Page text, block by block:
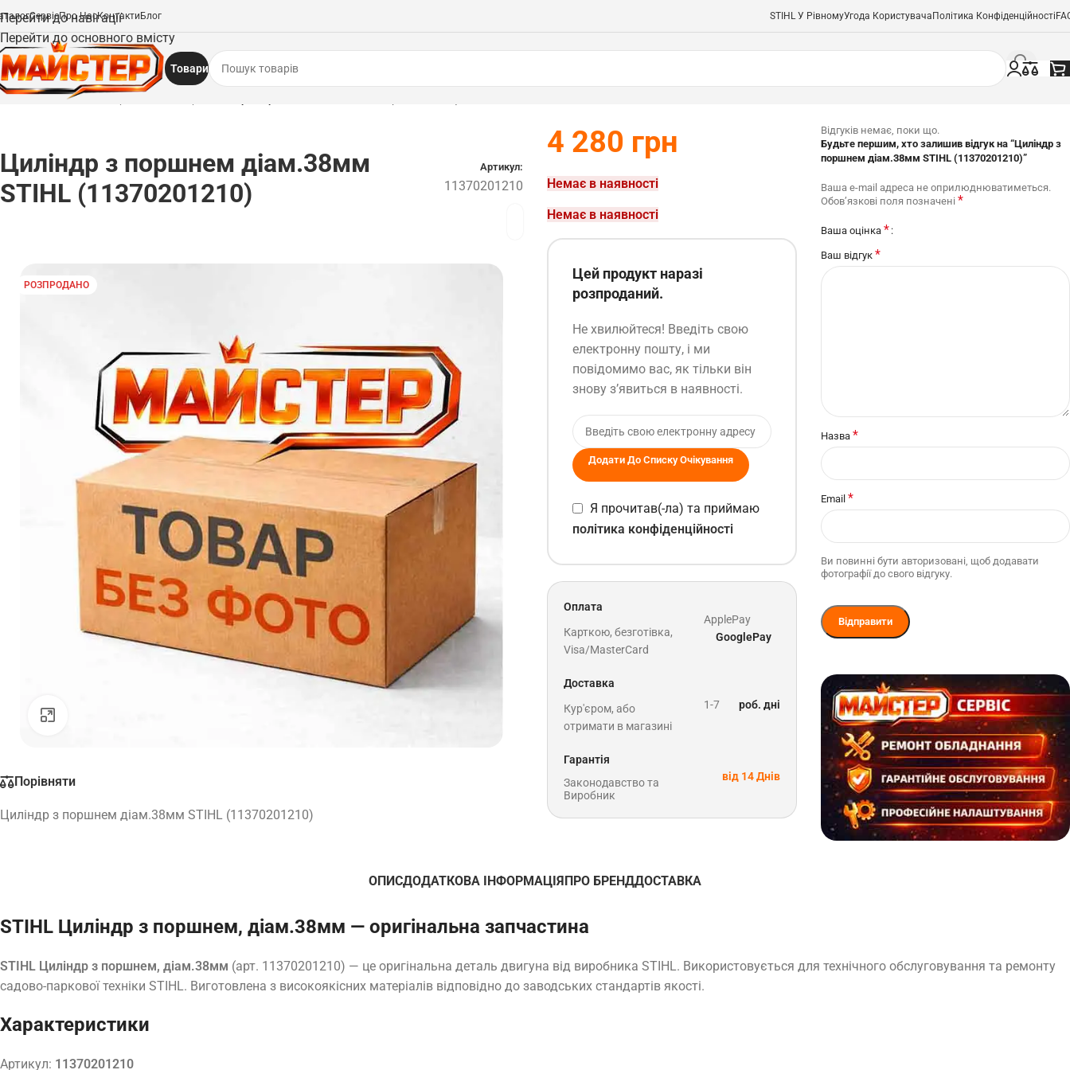
Перейти до навігації
Перейти до основного вмісту
СервісПро НасКонтакти Блог STIHL У РівномуУгода Користувача Політика Конфіденційності
Товари
Запчастини
Циліндр з поршнем діам.38мм
STIHL (11370201210)
Артикул:
11370201210
РОЗПРОДАНО
Порівняти
Циліндр з поршнем діам.38мм STIHL (11370201210)
4 280 грн
Немає в наявності
Немає в наявності
Цей продукт наразі
розпроданий.
Не хвилюйтеся! Введіть свою
електронну пошту, і ми
повідомимо вас, як тільки він
знову з’явиться в наявності.
Додати До Списку Очікування
Я прочитав(-ла) та приймаю
політика конфіденційності
Оплата
Карткою, безготівка,
Visa/MasterCard
ApplePay
GooglePay
Доставка
Кур'єром, або
отримати в магазині
1-7 роб. дні
Гарантія
Законодавство та
Виробник
від 14 Днів
Відгуків немає, поки що.
Будьте першим, хто залишив відгук на “Циліндр з
поршнем діам.38мм STIHL (11370201210)”
Ваша e-mail адреса не оприлюднюватиметься.
Обов’язкові поля позначені *
Ваша оцінка *
Ваш відгук *
Назва *
Email *
Ви повинні бути авторизовані, щоб додавати
фотографії до свого відгуку.
ОПИСДОДАТКОВА ІНФОРМАЦІЯПРО БРЕНДДОСТАВКА
STIHL Циліндр з поршнем, діам.38мм — оригінальна запчастина
STIHL Циліндр з поршнем, діам.38мм (арт. 11370201210) — це оригінальна деталь двигуна від виробника STIHL. Використовується для технічного обслуговування та ремонту
садово-паркової техніки STIHL. Виготовлена з високоякісних матеріалів відповідно до заводських стандартів якості.
Характеристики
Артикул: 11370201210